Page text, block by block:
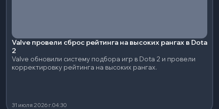
Valve провели сброс рейтинга на высоких рангах в Dota
2
Valve обновили систему подбора игр в Dota 2 и провели
корректировку рейтинга на высоких рангах.
31 июля 2026 г.04:30